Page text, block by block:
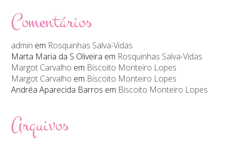
Comentários
admin em Rosquinhas Salva-Vidas
Marta Maria da S Oliveira em Rosquinhas Salva-Vidas
Margot Carvalho em Biscoito Monteiro Lopes
Margot Carvalho em Biscoito Monteiro Lopes
Andréa Aparecida Barros em Biscoito Monteiro Lopes
Arquivos